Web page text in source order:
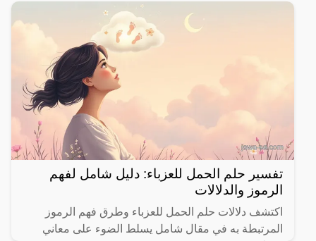
تفسير حلم الحمل للعزباء: دليل شامل لفهم
الرموز والدلالات
اكتشف دلالات حلم الحمل للعزباء وطرق فهم الرموز
المرتبطة به في مقال شامل يسلط الضوء على معاني